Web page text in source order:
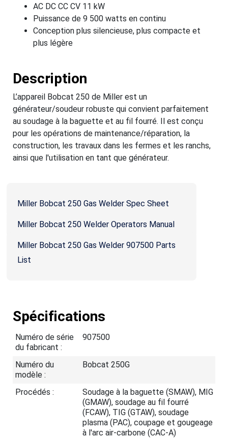
AC DC CC CV 11 kW
Puissance de 9 500 watts en continu
Conception plus silencieuse, plus compacte et
plus légère
Description
L’appareil Bobcat 250 de Miller est un
générateur/soudeur robuste qui convient parfaitement
au soudage à la baguette et au fil fourré. Il est conçu
pour les opérations de maintenance/réparation, la
construction, les travaux dans les fermes et les ranchs,
ainsi que l'utilisation en tant que générateur.
Miller Bobcat 250 Gas Welder Spec Sheet
Miller Bobcat 250 Welder Operators Manual
Miller Bobcat 250 Gas Welder 907500 Parts
List
Spécifications
Numéro de série
du fabricant :
907500
Numéro du
modèle :
Bobcat 250G
Procédés :
Soudage à la baguette (SMAW), MIG
(GMAW), soudage au fil fourré
(FCAW), TIG (GTAW), soudage
plasma (PAC), coupage et gougeage
à l'arc air-carbone (CAC-A)